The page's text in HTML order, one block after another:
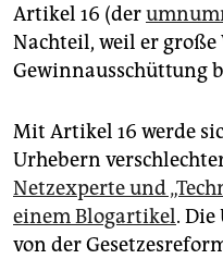
Artikel 16 (der
Nachteil, weil er große
Gewinnausschüttung
Mit Artikel 16 werde
Urhebern
Netzexperte und
einem Blogartikel.
von der